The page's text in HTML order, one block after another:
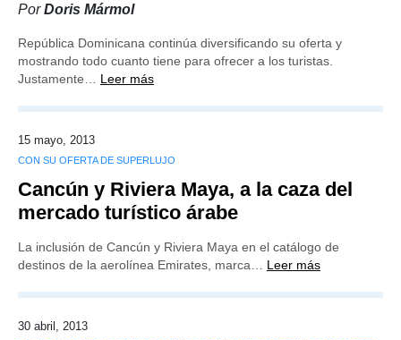
PorDoris Mármol
República Dominicana continúa diversificando su oferta y
mostrando todo cuanto tiene para ofrecer a los turistas.
Justamente… Leer más
15 mayo, 2013
CON SU OFERTA DE SUPERLUJO
Cancún y Riviera Maya, a la caza del
mercado turístico árabe
La inclusión de Cancún y Riviera Maya en el catálogo de
destinos de la aerolínea Emirates, marca… Leer más
30 abril, 2013